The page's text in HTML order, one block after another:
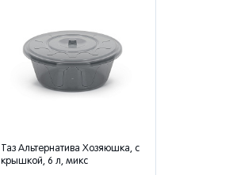
Таз Альтернатива Хозяюшка, с
крышкой, 6 л, микс